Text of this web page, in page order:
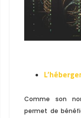
Comme son
permet de